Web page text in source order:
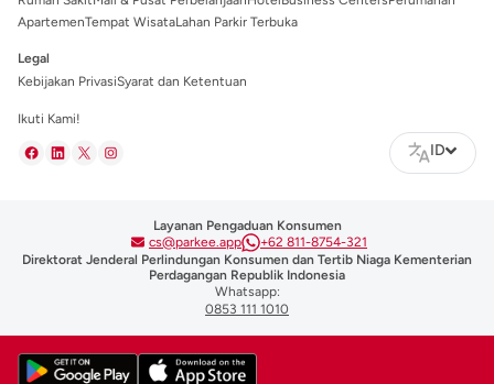
ApartemenTempat WisataLahan Parkir Terbuka
Legal
Kebijakan PrivasiSyarat dan Ketentuan
Ikuti Kami!
ID
Layanan Pengaduan Konsumen
cs@parkee.app
+62 811-8754-321
Direktorat Jenderal Perlindungan Konsumen dan Tertib Niaga Kementerian
Perdagangan Republik Indonesia
Whatsapp:
0853 111 1010